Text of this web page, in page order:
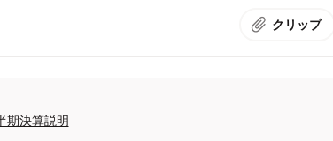
クリップ
期決算説明